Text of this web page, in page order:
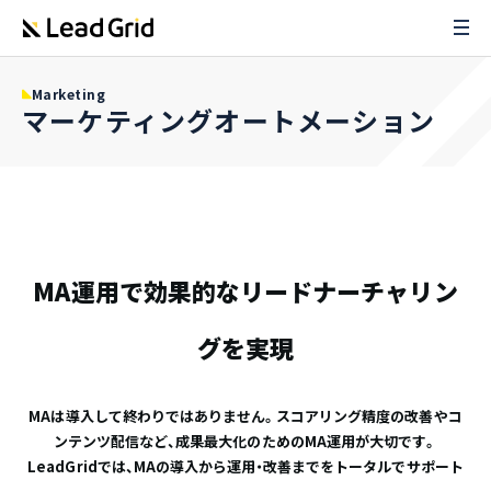
Marketing
マーケティングオートメーション
MA運用で効果的なリードナーチャリン
グを実現
MAは導入して終わりではありません。スコアリング精度の改善やコ
ンテンツ配信など、成果最大化のためのMA運用が大切です。
LeadGridでは、MAの導入から運用・改善までをトータルでサポート